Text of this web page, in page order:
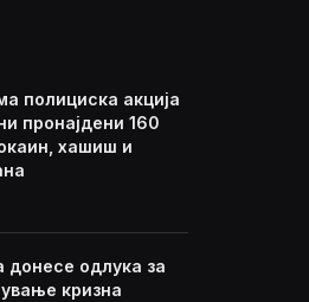
полициска акција
пронајдени 160
хашиш и
донесе одлука за
кризна